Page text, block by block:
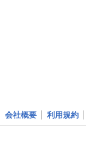
会社概要 利用規約